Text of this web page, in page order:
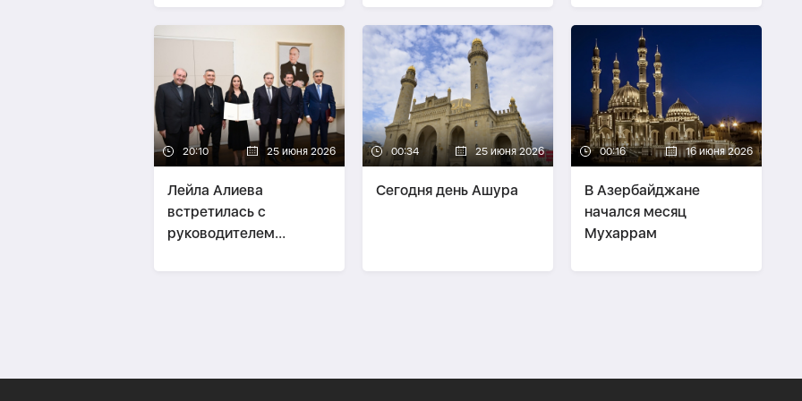
сосуществования
стран ОТГ
20:10 25 июня 2026
Лейла Алиева
встретилась с
руководителем
апостольской
00:34 25 июня 2026
Сегодня день Ашура
00:16 16 июня 2026
В Азербайджане
начался месяц
Мухаррам